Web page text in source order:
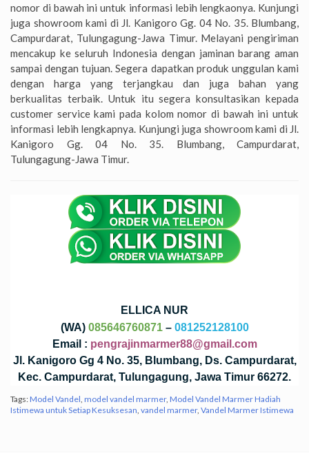
nomor di bawah ini untuk informasi lebih lengkaonya. Kunjungi
juga showroom kami di Jl. Kanigoro Gg. 04 No. 35. Blumbang,
Campurdarat, Tulungagung-Jawa Timur. Melayani pengiriman
mencakup ke seluruh Indonesia dengan jaminan barang aman
sampai dengan tujuan. Segera dapatkan produk unggulan kami
dengan harga yang terjangkau dan juga bahan yang
berkualitas terbaik. Untuk itu segera konsultasikan kepada
customer service kami pada kolom nomor di bawah ini untuk
informasi lebih lengkapnya. Kunjungi juga showroom kami di Jl.
Kanigoro Gg. 04 No. 35. Blumbang, Campurdarat,
Tulungagung-Jawa Timur.
ELLICA NUR
(WA) 085646760871– 081252128100
Email : pengrajinmarmer88@gmail.com
Jl. Kanigoro Gg 4 No. 35, Blumbang, Ds. Campurdarat,
Kec. Campurdarat, Tulungagung, Jawa Timur 66272.
Tags:Model Vandel, model vandel marmer, Model Vandel Marmer Hadiah
Istimewa untuk Setiap Kesuksesan, vandel marmer, Vandel Marmer Istimewa